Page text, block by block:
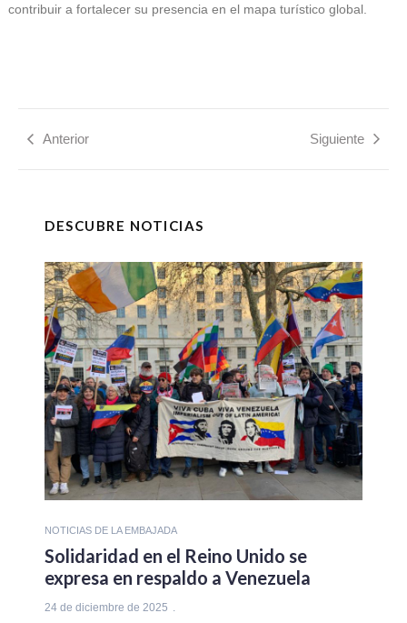
contribuir a fortalecer su presencia en el mapa turístico global.
Anterior Siguiente
DESCUBRE NOTICIAS
NOTICIAS DE LA EMBAJADA
Solidaridad en el Reino Unido se
expresa en respaldo a Venezuela
24 de diciembre de 2025